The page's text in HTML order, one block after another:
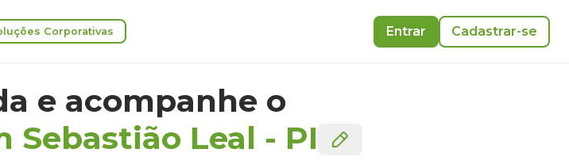
Corporativas Entrar Cadastrar-se
e acompanhe o
Sebastião Leal - PI